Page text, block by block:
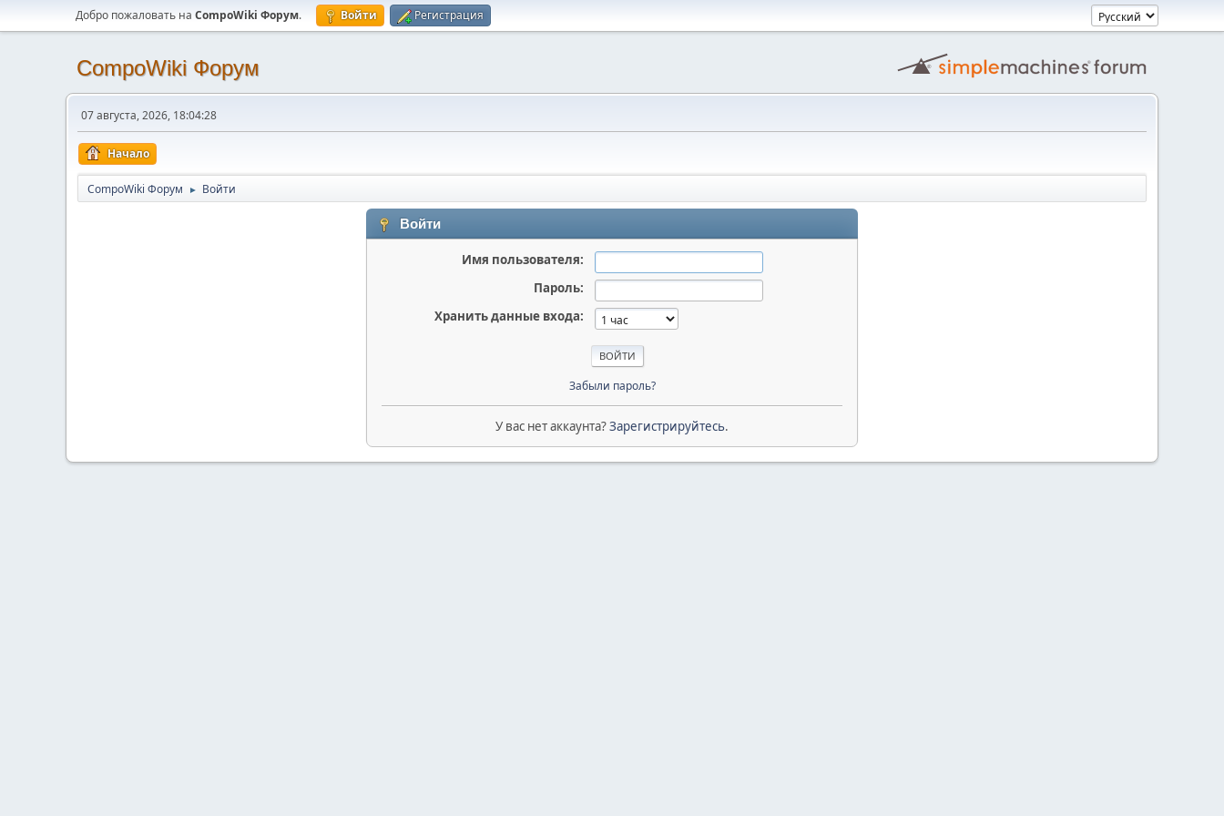
Добро пожаловать на CompoWiki Форум. Войти Регистрация
CompoWiki Форум
07 августа, 2026, 18:04:28
Начало
CompoWiki Форум ► Войти
Войти
Имя пользователя:
Пароль:
Хранить данные входа:
Забыли пароль?
У вас нет аккаунта?Зарегистрируйтесь.